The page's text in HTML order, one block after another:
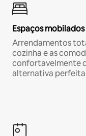
Espaços
Arrendamentos
cozinha e as
confortavelmente
alternativa perfeita